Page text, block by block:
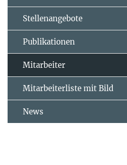
Stellenangebote
Publikationen
Mitarbeiter
Mitarbeiterliste mit Bild
News